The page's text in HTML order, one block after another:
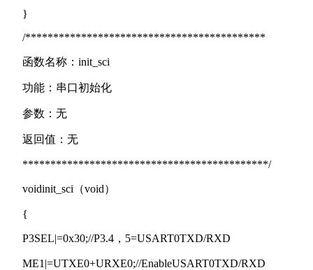
}
/*******************************************
函数名称：init_sci
功能：串口初始化
参数：无
返回值：无
********************************************/
voidinit_sci（void）
{
P3SEL|=0x30;//P3.4，5=USART0TXD/RXD
ME1|=UTXE0+URXE0;//EnableUSART0TXD/RXD